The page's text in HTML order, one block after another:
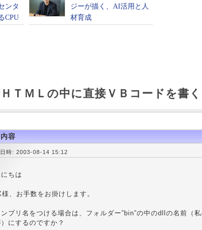
ＴＭＬの中に直接ＶＢコードを書
容
時: 2003-08-14 15:12
ちは
様、お手数をお掛けします。
ンブリ名をつける場合は、フォルダー”bin”の中のdllの名前（
にするのですか？